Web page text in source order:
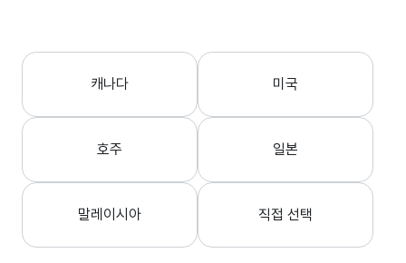
캐나다 미국
호주 일본
말레이시아 직접 선택